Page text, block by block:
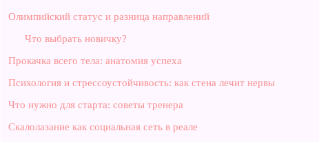
Олимпийский статус и разница направлений
Что выбрать новичку?
Прокачка всего тела: анатомия успеха
Психология и стрессоустойчивость: как стена лечит нервы
Что нужно для старта: советы тренера
Скалолазание как социальная сеть в реале